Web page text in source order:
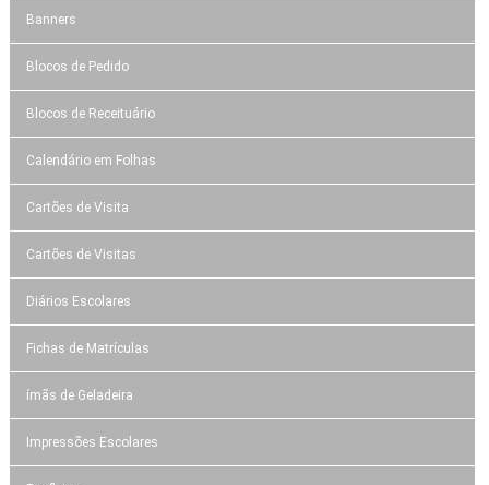
Banners
Blocos de Pedido
Blocos de Receituário
Calendário em Folhas
Cartões de Visita
Cartões de Visitas
Diários Escolares
Fichas de Matrículas
ímãs de Geladeira
Impressões Escolares